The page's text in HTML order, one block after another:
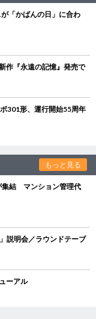
「かばんの日」に合わ
作『永遠の記憶』発売で
301形、運行開始55周年
もっと見る
集結 マンション管理代
説明会／ラウンドテーブ
ーアル